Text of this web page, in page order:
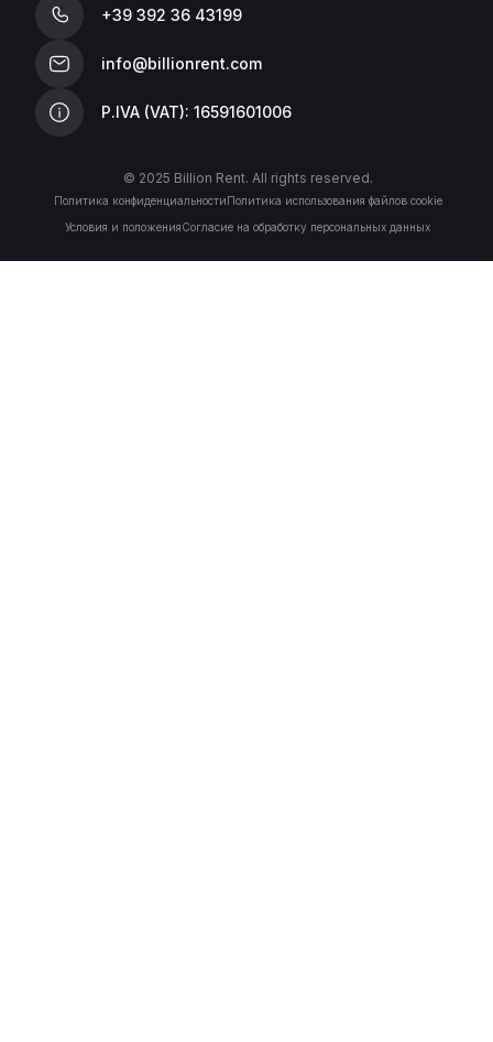
+39 392 36 43199
info@billionrent.com
P.IVA (VAT): 16591601006
© 2025 Billion Rent. All rights reserved.
Политика конфиденциальностиПолитика использования файлов cookie
Условия и положенияСогласие на обработку персональных данных